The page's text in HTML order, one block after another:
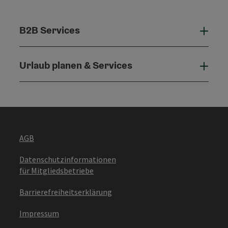
B2B Services
Urlaub planen & Services
AGB
Datenschutzinformationen
für Mitgliedsbetriebe
Barrierefreiheitserklärung
Impressum